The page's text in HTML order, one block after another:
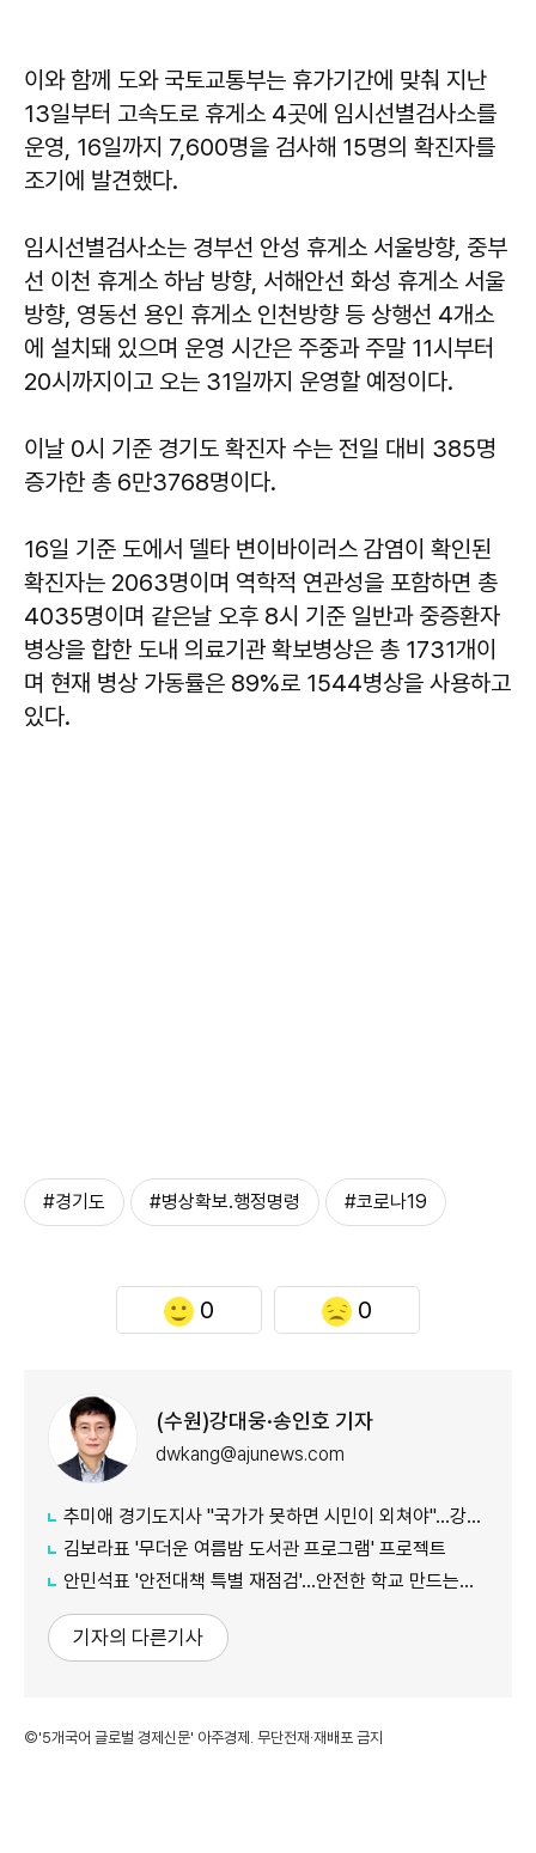
이와 함께 도와 국토교통부는 휴가기간에 맞춰 지난
13일부터 고속도로 휴게소 4곳에 임시선별검사소를
운영, 16일까지 7,600명을 검사해 15명의 확진자를
조기에 발견했다.
임시선별검사소는 경부선 안성 휴게소 서울방향, 중부
선 이천 휴게소 하남 방향, 서해안선 화성 휴게소 서울
방향, 영동선 용인 휴게소 인천방향 등 상행선 4개소
에 설치돼 있으며 운영 시간은 주중과 주말 11시부터
20시까지이고 오는 31일까지 운영할 예정이다.
이날 0시 기준 경기도 확진자 수는 전일 대비 385명
증가한 총 6만3768명이다.
16일 기준 도에서 델타 변이바이러스 감염이 확인된
확진자는 2063명이며 역학적 연관성을 포함하면 총
4035명이며 같은날 오후 8시 기준 일반과 중증환자
병상을 합한 도내 의료기관 확보병상은 총 1731개이
며 현재 병상 가동률은 89%로 1544병상을 사용하고
있다.
#경기도 #병상확보.행정명령 #코로나19
0 0
(수원)강대웅·송인호 기자
dwkang@ajunews.com
추미애 경기도지사 "국가가 못하면 시민이 외쳐야"...강일출 할머니 흉상 앞 '연대' 강조
김보라표 '무더운 여름밤 도서관 프로그램' 프로젝트
안민석표 '안전대책 특별 재점검'...안전한 학교 만드는데 만전
기자의 다른기사
©'5개국어 글로벌 경제신문' 아주경제. 무단전재·재배포 금지